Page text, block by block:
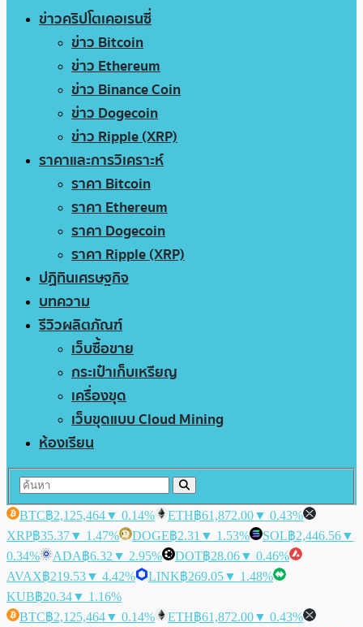
ข่าวคริปโตเคอเรนซี่
ข่าว Bitcoin
ข่าว Ethereum
ข่าว Binance Coin
ข่าว Dogecoin
ข่าว Ripple (XRP)
ราคาและการวิเคราะห์
ราคา Bitcoin
ราคา Ethereum
ราคา Dogecoin
ราคา Ripple (XRP)
ปฏิทินเศรษฐกิจ
บทความ
รีวิวผลิตภัณฑ์
เว็บซื้อขาย
กระเป๋าเก็บเหรียญ
เครื่องขุด
เว็บขุดแบบ Cloud Mining
ห้องเรียน
BTC฿2,125,464▼ 0.14% ETH฿61,872.00▼ 0.43%
XRP฿35.37▼ 1.47% DOGE฿2.31 ▼ 1.53% SOL฿2,446.56▼
0.34%
ADA฿6.32 ▼ 2.95% DOT฿28.06▼ 0.46%
AVAX฿219.53▼ 4.42% LINK฿269.05▼ 1.48%
KUB฿20.34▼ 1.16%
BTC฿2,125,464▼ 0.14% ETH฿61,872.00▼ 0.43%